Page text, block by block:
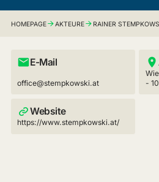
HOMEPAGE AKTEURE RAINER
E-Mail
office@stempkowski.at
-
Website
https://www.stempkowski.at/